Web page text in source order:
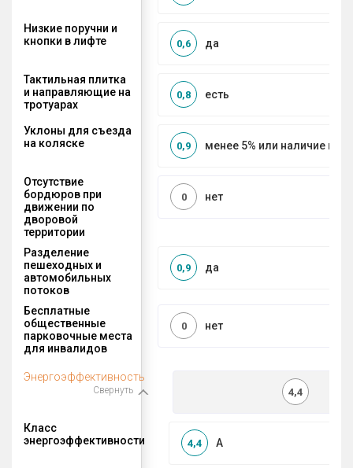
Низкие поручни и
кнопки в лифте
да
0,6
Тактильная плитка
и направляющие на
тротуарах
есть
0,8
Уклоны для съезда
на коляске
менее 5% или наличие
0,9
Отсутствие
бордюров при
движении по
дворовой
территории
нет
0
Разделение
пешеходных и
автомобильных
потоков
да
0,9
Бесплатные
общественные
парковочные места
для инвалидов
нет
0
Энергоэффективность
Свернуть 4,4
Класс
энергоэффективности
A
4,4